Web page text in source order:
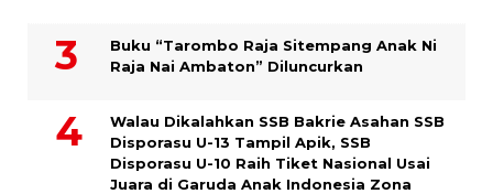
Buku “Tarombo Raja Sitempang Anak Ni
Raja Nai Ambaton” Diluncurkan
Walau Dikalahkan SSB Bakrie Asahan SSB
Disporasu U-13 Tampil Apik, SSB
Disporasu U-10 Raih Tiket Nasional Usai
Juara di Garuda Anak Indonesia Zona